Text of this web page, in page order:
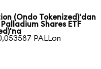
(Ondo Tokenized)'dan
Shares ETF
PALLon